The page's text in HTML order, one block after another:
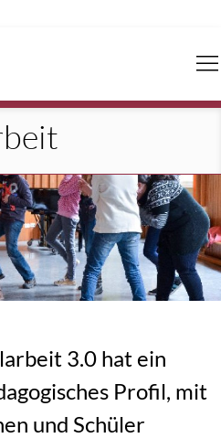
3.0 hat ein
Profil, mit
und Schüler